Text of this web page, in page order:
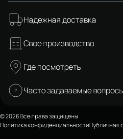
Надежная доставка
Свое производство
Где посмотреть
Часто задаваемые
© 2026 Все права защищены
Политика конфиденциальностиПубличная